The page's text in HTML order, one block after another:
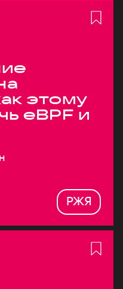
этому
eBPF и
РЖЯ